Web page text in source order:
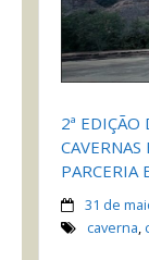
2ª EDIÇÃO
PARCERIA
31 de
caverna,